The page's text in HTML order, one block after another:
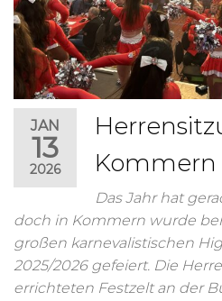
JAN
13
2026
Das Jahr hat
doch in Kommern wurde
großen karnevalistischen
2025/2026 gefeiert. Die
errichteten Festzelt an der